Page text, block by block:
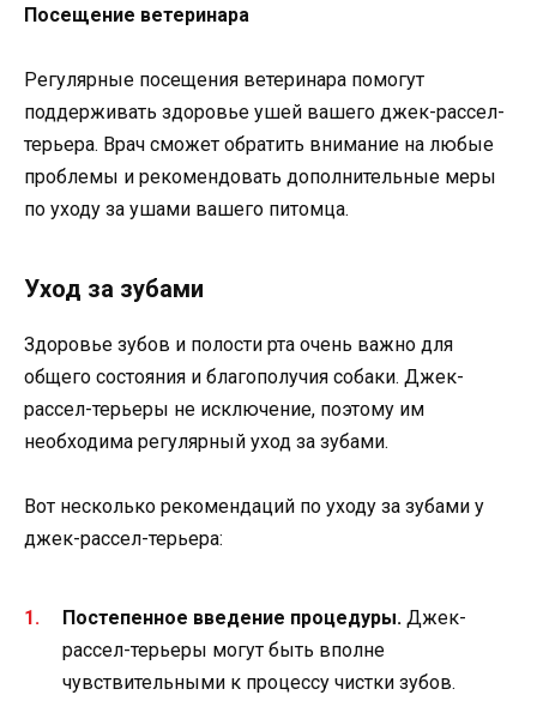
Посещение ветеринара
Регулярные посещения ветеринара помогут
поддерживать здоровье ушей вашего джек-рассел-
терьера. Врач сможет обратить внимание на любые
проблемы и рекомендовать дополнительные меры
по уходу за ушами вашего питомца.
Уход за зубами
Здоровье зубов и полости рта очень важно для
общего состояния и благополучия собаки. Джек-
рассел-терьеры не исключение, поэтому им
необходима регулярный уход за зубами.
Вот несколько рекомендаций по уходу за зубами у
джек-рассел-терьера:
Постепенное введение процедуры. Джек-
рассел-терьеры могут быть вполне
чувствительными к процессу чистки зубов.